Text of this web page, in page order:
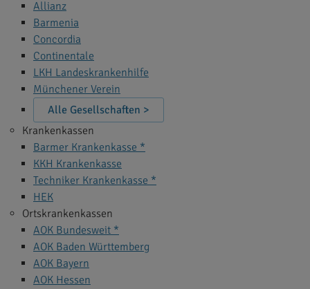
Allianz
Barmenia
Concordia
Continentale
LKH Landeskrankenhilfe
Münchener Verein
Alle Gesellschaften >
Krankenkassen
Barmer Krankenkasse *
KKH Krankenkasse
Techniker Krankenkasse *
HEK
Ortskrankenkassen
AOK Bundesweit *
AOK Baden Württemberg
AOK Bayern
AOK Hessen